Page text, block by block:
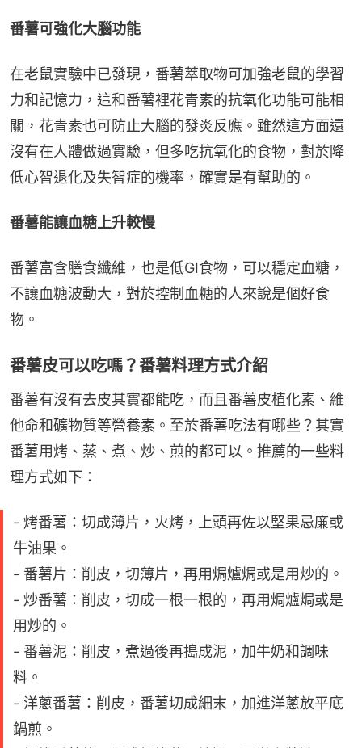
番薯可強化大腦功能
在老鼠實驗中已發現，番薯萃取物可加強老鼠的學習
力和記憶力，這和番薯裡花青素的抗氧化功能可能相
關，花青素也可防止大腦的發炎反應。雖然這方面還
沒有在人體做過實驗，但多吃抗氧化的食物，對於降
低心智退化及失智症的機率，確實是有幫助的。
番薯能讓血糖上升較慢
番薯富含膳食纖維，也是低GI食物，可以穩定血糖，
不讓血糖波動大，對於控制血糖的人來說是個好食
物。
番薯皮可以吃嗎？番薯料理方式介紹
番薯有沒有去皮其實都能吃，而且番薯皮植化素、維
他命和礦物質等營養素。至於番薯吃法有哪些？其實
番薯用烤、蒸、煮、炒、煎的都可以。推薦的一些料
理方式如下：
- 烤番薯：切成薄片，火烤，上頭再佐以堅果忌廉或
牛油果。
- 番薯片：削皮，切薄片，再用焗爐焗或是用炒的。
- 炒番薯：削皮，切成一根一根的，再用焗爐焗或是
用炒的。
- 番薯泥：削皮，煮過後再搗成泥，加牛奶和調味
料。
- 洋蔥番薯：削皮，番薯切成細末，加進洋蔥放平底
鍋煎。